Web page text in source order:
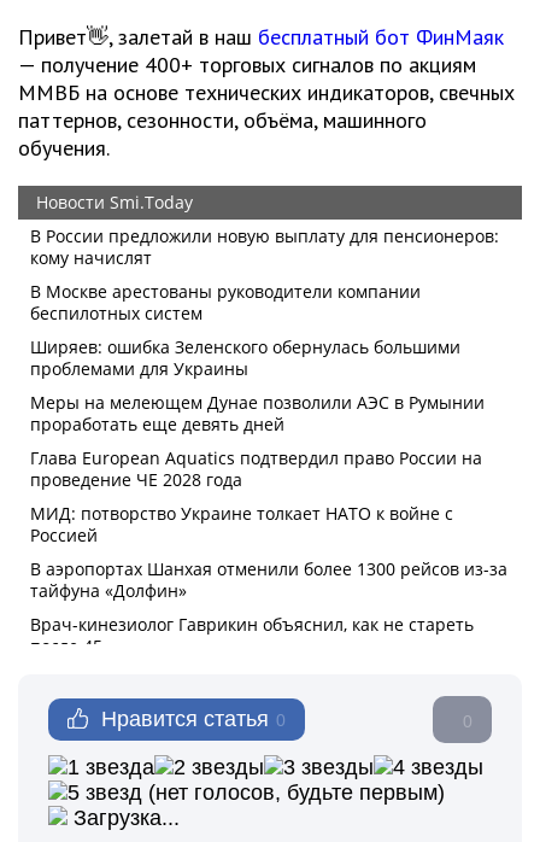
Привет👋, залетай в наш бесплатный бот ФинМаяк
— получение 400+ торговых сигналов по акциям
ММВБ на основе технических индикаторов, свечных
паттернов, сезонности, объёма, машинного
обучения.
Нравится статья 0 0
(нет голосов, будьте первым)
Загрузка...